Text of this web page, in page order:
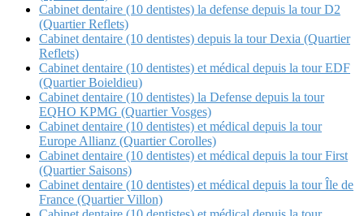
Cabinet dentaire (10 dentistes) la defense depuis la tour D2
(Quartier Reflets)
Cabinet dentaire (10 dentistes) depuis la tour Dexia (Quartier
Reflets)
Cabinet dentaire (10 dentistes) et médical depuis la tour EDF
(Quartier Boieldieu)
Cabinet dentaire (10 dentistes) la Defense depuis la tour
EQHO KPMG (Quartier Vosges)
Cabinet dentaire (10 dentistes) et médical depuis la tour
Europe Allianz (Quartier Corolles)
Cabinet dentaire (10 dentistes) et médical depuis la tour First
(Quartier Saisons)
Cabinet dentaire (10 dentistes) et médical depuis la tour Île de
France (Quartier Villon)